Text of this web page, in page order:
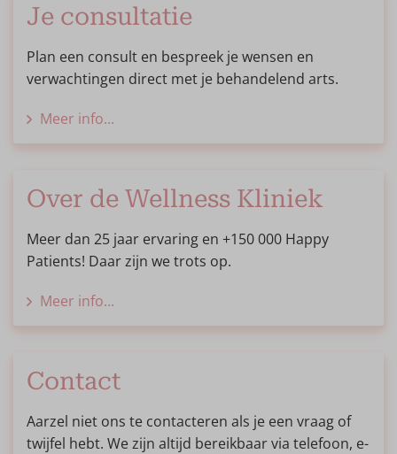
Je consultatie
Plan een consult en bespreek je wensen en
verwachtingen direct met je behandelend arts.
Meer info...
Over de Wellness Kliniek
Meer dan 25 jaar ervaring en +150 000 Happy
Patients! Daar zijn we trots op.
Meer info...
Contact
Aarzel niet ons te contacteren als je een vraag of
twijfel hebt. We zijn altijd bereikbaar via telefoon, e-